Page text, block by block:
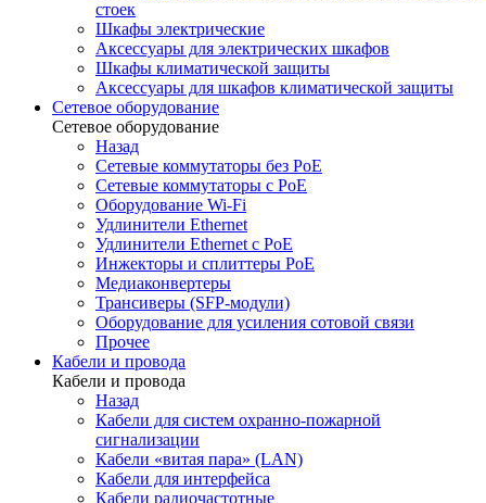
стоек
Шкафы электрические
Аксессуары для электрических шкафов
Шкафы климатической защиты
Аксессуары для шкафов климатической защиты
Сетевое оборудование
Сетевое оборудование
Назад
Сетевые коммутаторы без PoE
Сетевые коммутаторы с PoE
Оборудование Wi-Fi
Удлинители Ethernet
Удлинители Ethernet с PoE
Инжекторы и сплиттеры PoE
Медиаконвертеры
Трансиверы (SFP-модули)
Оборудование для усиления сотовой связи
Прочее
Кабели и провода
Кабели и провода
Назад
Кабели для систем охранно-пожарной
сигнализации
Кабели «витая пара» (LAN)
Кабели для интерфейса
Кабели радиочастотные